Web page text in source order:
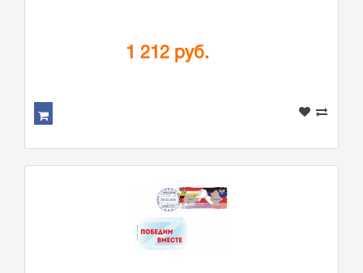
1 212 руб.